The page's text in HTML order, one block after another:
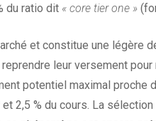
du ratio dit « core tier one »
et constitue une légère
leur versement
potentiel maximal
2,5 % du cours. La